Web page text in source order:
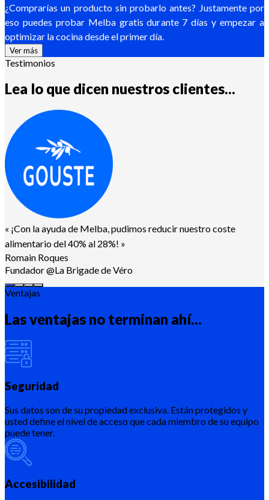
¿Comprarías un producto sin probarlo antes? Justamente por
eso puedes probar Melba gratis durante 7 días y empezar a
optimizar la cocina desde el primer día.
Ver más
Testimonios
Lea lo que dicen nuestros clientes...
« ¡Con la ayuda de Melba, pudimos reducir nuestro coste
alimentario del 40% al 28%! »
Romain Roques
Fundador @La Brigade de Véro
Ventajas
Las ventajas no terminan ahí...
Seguridad
Sus datos son de su propiedad exclusiva. Están protegidos y
usted define el nivel de acceso que cada miembro de su equipo
puede tener.
Accesibilidad